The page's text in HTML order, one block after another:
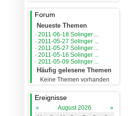
Forum
Neueste Themen
· 2011-06-18 Solinger ...
· 2011-05-27 Solinger ...
· 2011-05-27 Solinger ...
· 2011-05-16 Solinger ...
· 2011-05-09 Solinger ...
Häufig gelesene Themen
Keine Themen vorhanden
Ereignisse
« August 2026
»